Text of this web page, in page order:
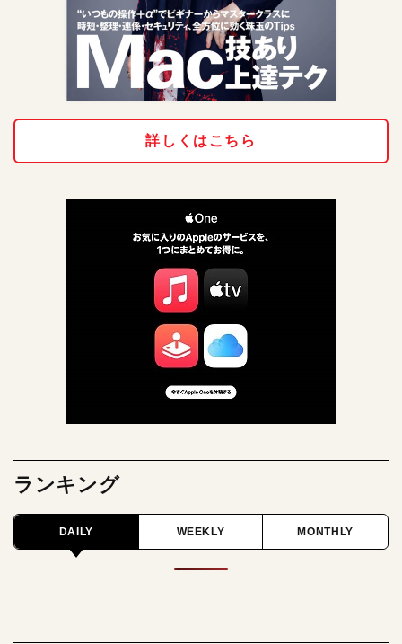
詳しくはこちら
ランキング
DAILY WEEKLY MONTHLY